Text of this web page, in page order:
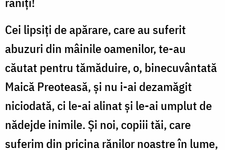
Cei lipsiți de apărare, care au suferit
abuzuri din mâinile oamenilor, te-au
căutat pentru tămăduire, o, binecuvântată
Maică Preoteasă, și nu i-ai dezamăgit
niciodată, ci le-ai alinat și le-ai umplut de
nădejde inimile. Și noi, copiii tăi, care
suferim din pricina rănilor noastre în lume,